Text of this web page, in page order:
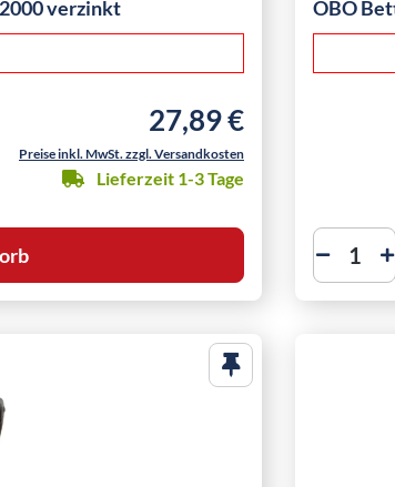
verzinkt
Regulärer Preis:
27,89 €
Preise inkl. MwSt. zzgl. Versandkosten
Lieferzeit 1-3 Tage
OBO